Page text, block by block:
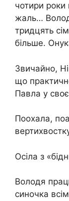
чотири
жаль…
тридцять
більше.
Звичайно,
що
Павла у
Поохала,
Осіла з
Володя
синочка